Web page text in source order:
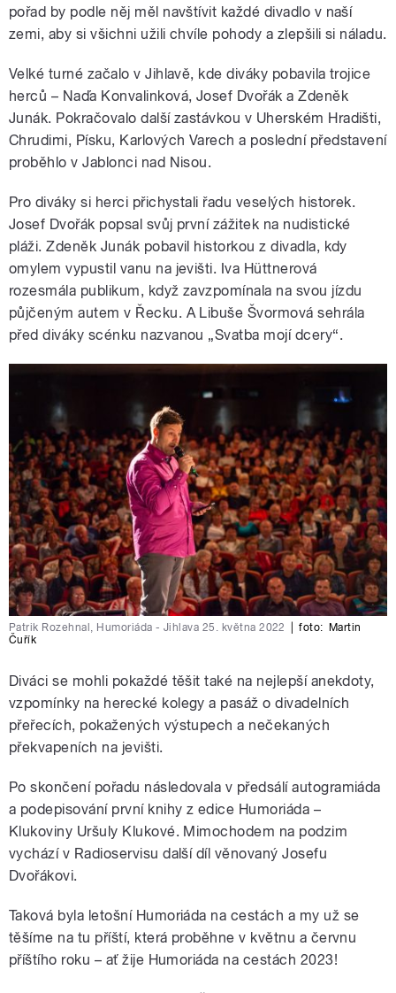
pořad by podle něj měl navštívit každé divadlo v naší
zemi, aby si všichni užili chvíle pohody a zlepšili si náladu.
Velké turné začalo v Jihlavě, kde diváky pobavila trojice
herců – Naďa Konvalinková, Josef Dvořák a Zdeněk
Junák. Pokračovalo další zastávkou v Uherském Hradišti,
Chrudimi, Písku, Karlových Varech a poslední představení
proběhlo v Jablonci nad Nisou.
Pro diváky si herci přichystali řadu veselých historek.
Josef Dvořák popsal svůj první zážitek na nudistické
pláži. Zdeněk Junák pobavil historkou z divadla, kdy
omylem vypustil vanu na jevišti. Iva Hüttnerová
rozesmála publikum, když zavzpomínala na svou jízdu
půjčeným autem v Řecku. A Libuše Švormová sehrála
před diváky scénku nazvanou „Svatba mojí dcery“.
Patrik Rozehnal, Humoriáda - Jihlava 25. května 2022 foto:
Martin
Čuřík
Diváci se mohli pokaždé těšit také na nejlepší anekdoty,
vzpomínky na herecké kolegy a pasáž o divadelních
přeřecích, pokažených výstupech a nečekaných
překvapeních na jevišti.
Po skončení pořadu následovala v předsálí autogramiáda
a podepisování první knihy z edice Humoriáda –
Klukoviny Uršuly Klukové. Mimochodem na podzim
vychází v Radioservisu další díl věnovaný Josefu
Dvořákovi.
Taková byla letošní Humoriáda na cestách a my už se
těšíme na tu příští, která proběhne v květnu a červnu
příštího roku – ať žije Humoriáda na cestách 2023!